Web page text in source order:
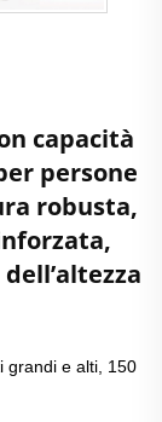
capacità
persone
robusta,
grandi e alti, 150